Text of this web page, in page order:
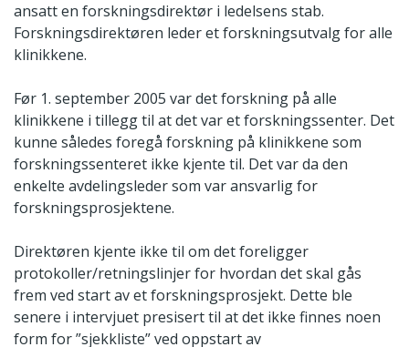
ansatt en forskningsdirektør i ledelsens stab.
Forskningsdirektøren leder et forskningsutvalg for alle
klinikkene.
Før 1. september 2005 var det forskning på alle
klinikkene i tillegg til at det var et forskningssenter. Det
kunne således foregå forskning på klinikkene som
forskningssenteret ikke kjente til. Det var da den
enkelte avdelingsleder som var ansvarlig for
forskningsprosjektene.
Direktøren kjente ikke til om det foreligger
protokoller/retningslinjer for hvordan det skal gås
frem ved start av et forskningsprosjekt. Dette ble
senere i intervjuet presisert til at det ikke finnes noen
form for ”sjekkliste” ved oppstart av